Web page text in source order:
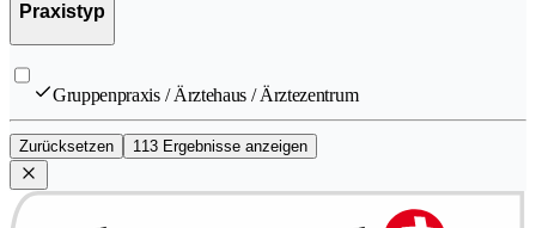
Praxistyp
Gruppenpraxis / Ärztehaus / Ärztezentrum
Zurücksetzen 113 Ergebnisse anzeigen